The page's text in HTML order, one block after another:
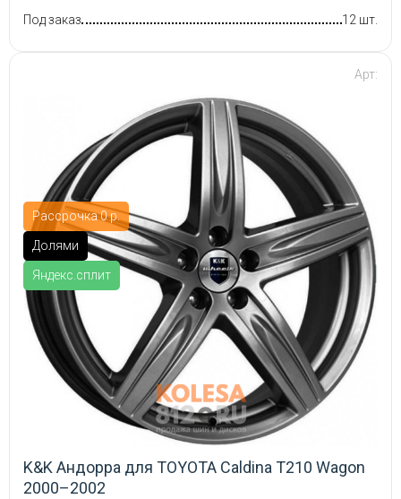
Под заказ 12 шт.
Рассрочка 0 р.
Долями
Яндекс.сплит
Арт:
K&K Андорра для TOYOTA Caldina T210 Wagon
2000–2002